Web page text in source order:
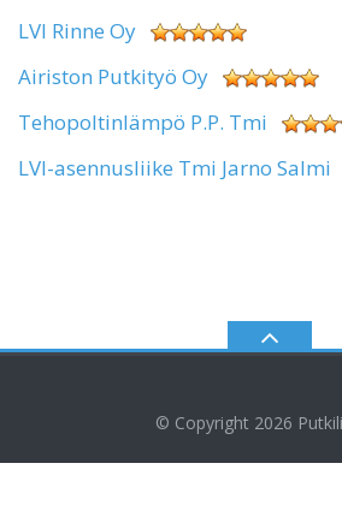
LVI Rinne Oy
Airiston Putkityö Oy
Tehopoltinlämpö P.P. Tmi
LVI-asennusliike Tmi Jarno Salmi
© Copyright 2026